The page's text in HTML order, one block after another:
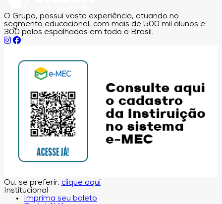
O Grupo, possui vasta experiência, atuando no
segmento educacional, com mais de 500 mil alunos e
300 polos espalhados em todo o Brasil.
Ou, se preferir, clique aqui
Institucional
Imprima seu boleto